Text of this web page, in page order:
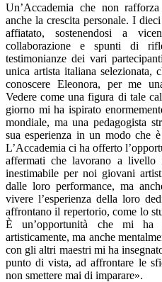
Un’Accademia che non
anche la crescita personale. I
affiatato, sostenendosi a
collaborazione e spunti di
testimonianze dei vari
unica artista italiana selezionata,
conoscere Eleonora, per me
Vedere come una figura di tale
giorno mi ha ispirato
mondiale, ma una pedagogista
sua esperienza in un modo che
L’Accademia ci ha offerto
affermati che lavorano a livello
inestimabile per noi giovani
dalle loro performance, ma
vivere l’esperienza della loro
affrontano il repertorio, come lo
È un’opportunità che mi ha
artisticamente, ma anche
con gli altri maestri mi ha
punto di vista, ad affrontare le
non smettere mai di imparare».